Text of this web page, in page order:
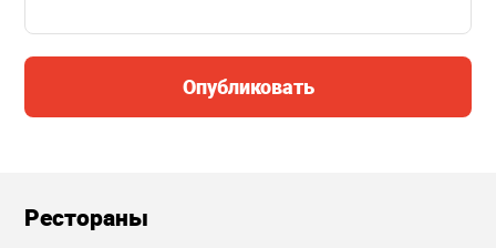
Опубликовать
Рестораны